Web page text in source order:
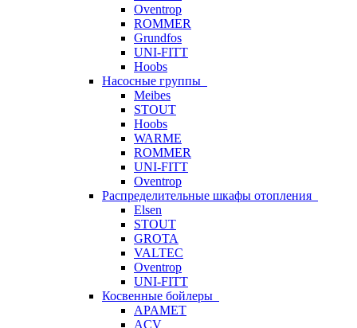
Oventrop
ROMMER
Grundfos
UNI-FITT
Hoobs
Насосные группы
Meibes
STOUT
Hoobs
WARME
ROMMER
UNI-FITT
Oventrop
Распределительные шкафы отопления
Elsen
STOUT
GROTA
VALTEC
Oventrop
UNI-FITT
Косвенные бойлеры
APAMET
ACV